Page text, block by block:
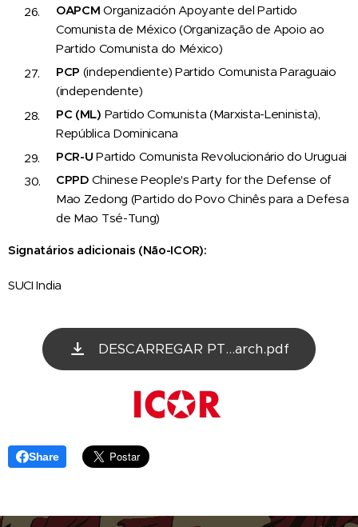
OAPCM Organización Apoyante del Partido
Comunista de México (Organização de Apoio ao
Partido Comunista do México)
PCP (independiente) Partido Comunista Paraguaio
(independente)
PC (ML) Partido Comunista (Marxista-Leninista),
República Dominicana
PCR-U Partido Comunista Revolucionário do Uruguai
CPPD Chinese People's Party for the Defense of
Mao Zedong (Partido do Povo Chinês para a Defesa
de Mao Tsé-Tung)
Signatários adicionais (Não-ICOR):
SUCI India
DESCARREGAR PT...arch.pdf
Share